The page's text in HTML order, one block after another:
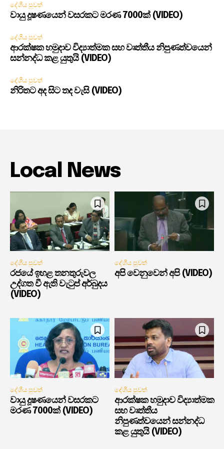
දේශීය පුවත්
වායු දූෂණයෙන් වසරකට මරණ 7000ක් (VIDEO)
දේශීය පුවත්
ආරක්ෂක හමුදාව විද්‍යාත්මක සහ වෘත්තීය නිපුණත්වයෙන්
සන්නද්ධ කළ යුතුයි (VIDEO)
දේශීය පුවත්
නිරිතට අද සිට තද වැසි (VIDEO)
Local News
දේශීය පුවත්
රජයේ ඉහළ තනතුරුවල
උද්ගත වී ඇති වැටුප් අර්බුදය
(VIDEO)
දේශීය පුවත්
අපි වෙනුවෙන් අපි (VIDEO)
දේශීය පුවත්
වායු දූෂණයෙන් වසරකට
මරණ 7000ක් (VIDEO)
දේශීය පුවත්
ආරක්ෂක හමුදාව විද්‍යාත්මක
සහ වෘත්තීය
නිපුණත්වයෙන් සන්නද්ධ
කළ යුතුයි (VIDEO)